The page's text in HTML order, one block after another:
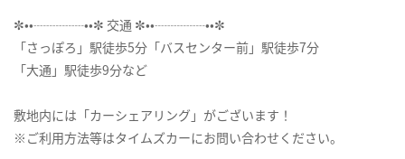
✼••┈┈┈┈••✼ 交通 ✼••┈┈┈┈••✼
「さっぽろ」駅徒歩5分「バスセンター前」駅徒歩7分
「大通」駅徒歩9分など
敷地内には「カーシェアリング」がございます！
※ご利用方法等はタイムズカーにお問い合わせください。